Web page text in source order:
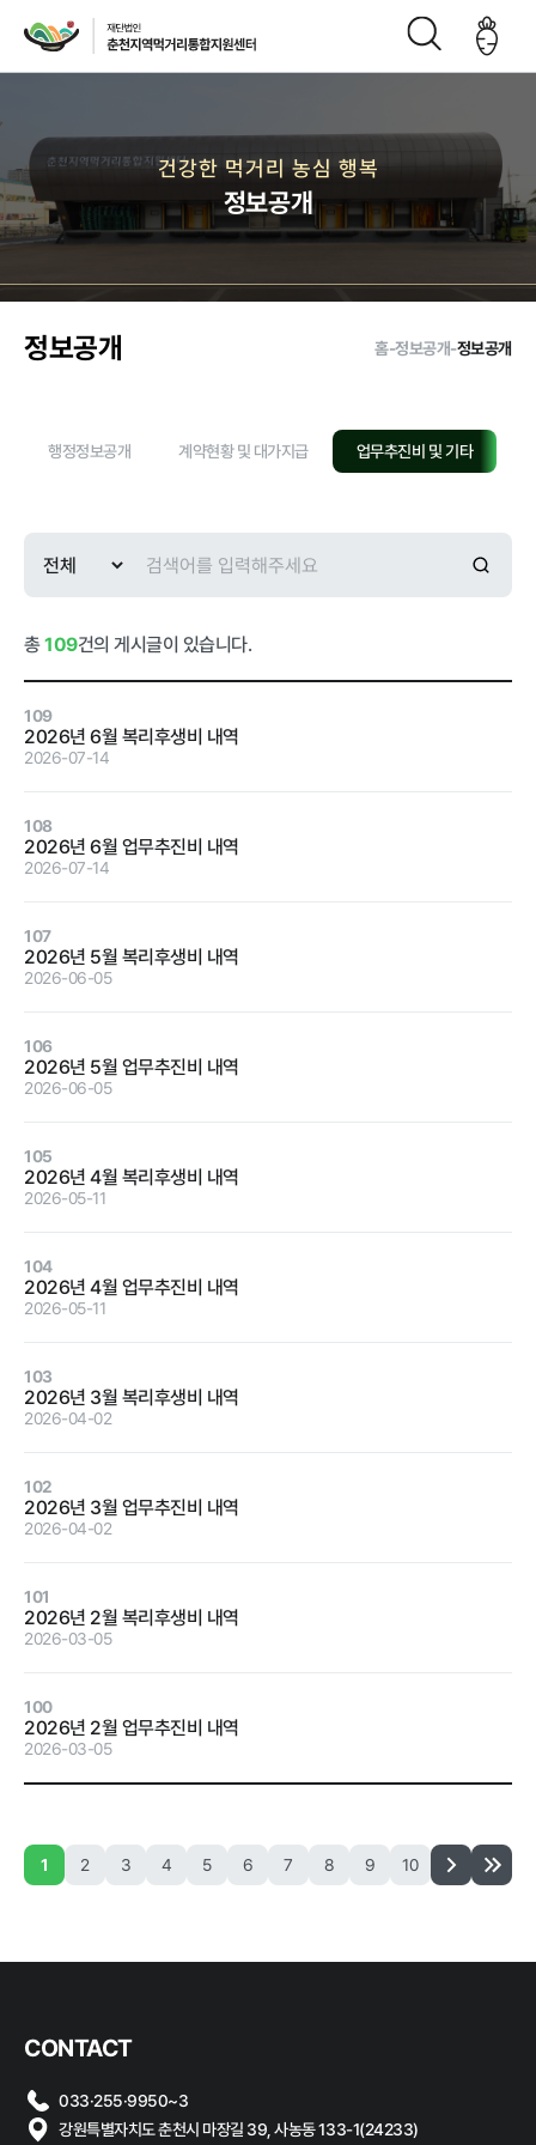
인사말 CI
재단연
혁
재단비
전
성도
오시는
길
공지사항
결과
정보공개
경영목표 및
재무현황
임원 및 운영
임직원 친인
척 현황
기관장 성과
계약 달성정
경영평가 결
과
감사결과 조
치요구사항
업무추진비
안전보건관리
홍보마당
보도자료
건강한 먹거리 농심 행복
정보공개
정보공개 홈-정보공개-정보공개
행정정보공개 계약현황 및 대가지급 업무추진비 및 기타
총109건의 게시글이 있습니다.
109
2026년 6월 복리후생비 내역
2026-07-14
108
2026년 6월 업무추진비 내역
2026-07-14
107
2026년 5월 복리후생비 내역
2026-06-05
106
2026년 5월 업무추진비 내역
2026-06-05
105
2026년 4월 복리후생비 내역
2026-05-11
104
2026년 4월 업무추진비 내역
2026-05-11
103
2026년 3월 복리후생비 내역
2026-04-02
102
2026년 3월 업무추진비 내역
2026-04-02
101
2026년 2월 복리후생비 내역
2026-03-05
100
2026년 2월 업무추진비 내역
2026-03-05
1 2 3 4 5 6 7 8 9 10
CONTACT
033·255·9950~3
강원특별자치도 춘천시 마장길 39, 사농동 133-1(24233)